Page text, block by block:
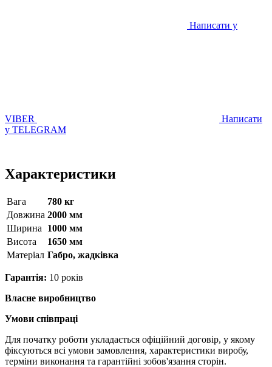
Написати у
VIBER
Написати
у TELEGRAM
Характеристики
Вага
780 кг
Довжина 2000 мм
Ширина
1000 мм
Висота
1650 мм
Матерiал Габро, жадківка
Гарантія: 10 років
Власне виробництво
Умови співпраці
Для початку роботи укладається офіційний договір, у якому
фіксуються всі умови замовлення, характеристики виробу,
терміни виконання та гарантійні зобов'язання сторін.